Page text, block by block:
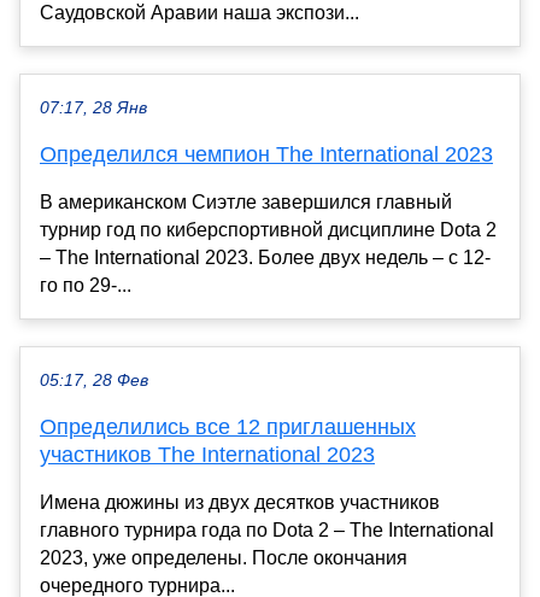
Саудовской Аравии наша экспози...
07:17, 28 Янв
Определился чемпион The International 2023
В американском Сиэтле завершился главный
турнир год по киберспортивной дисциплине Dota 2
– The International 2023. Более двух недель – с 12-
го по 29-...
05:17, 28 Фев
Определились все 12 приглашенных
участников The International 2023
Имена дюжины из двух десятков участников
главного турнира года по Dota 2 – The International
2023, уже определены. После окончания
очередного турнира...